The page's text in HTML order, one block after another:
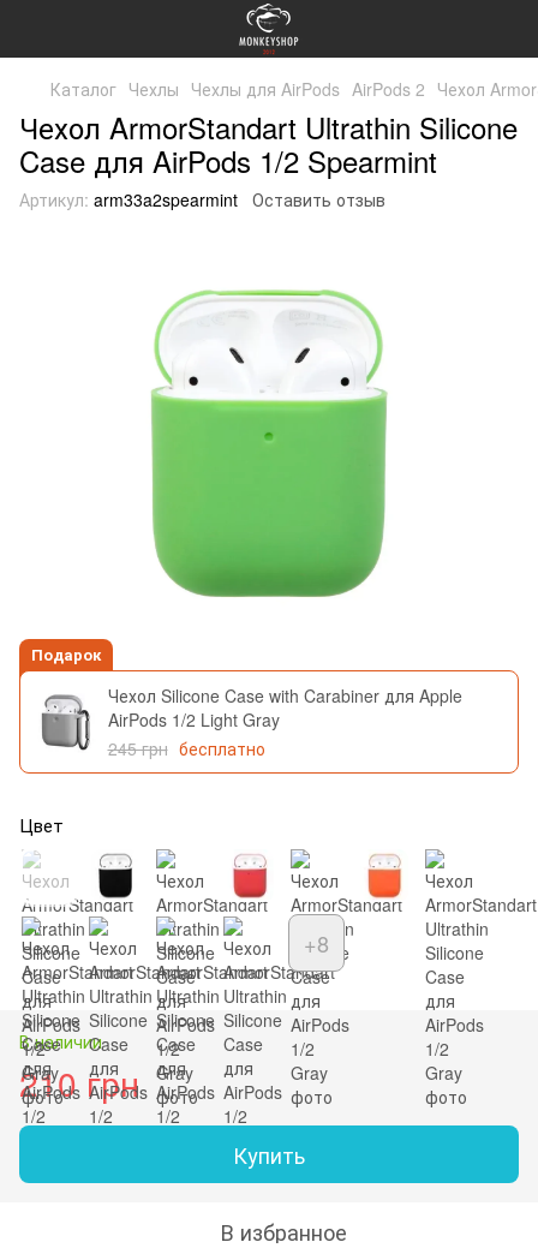
Каталог Чехлы Чехлы для AirPods AirPods 2 Чехол
Чехол ArmorStandart Ultrathin Silicone
Case для AirPods 1/2 Spearmint
Артикул: arm33a2spearmint Оставить отзыв
Подарок
Чехол Silicone Case with Carabiner для Apple
AirPods 1/2 Light Gray
245 грн бесплатно
Цвет
+8
В наличии
210 грн
Купить
В избранное